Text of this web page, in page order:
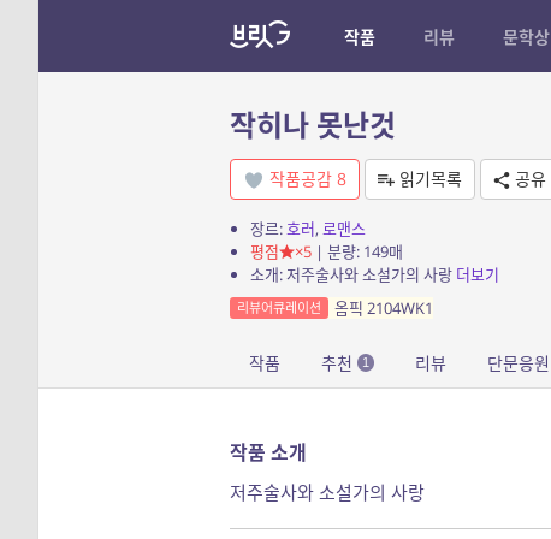
작품 리뷰 문학상
작히나 못난것
작품공감 8 읽기목록 공유
장르:호러, 로맨스
평점
×5| 분량: 149매
소개: 저주술사와 소설가의 사랑 더보기
리뷰어큐레이션 옴픽 2104WK1
작품 추천 1 리뷰 단문응원
작품 소개
저주술사와 소설가의 사랑